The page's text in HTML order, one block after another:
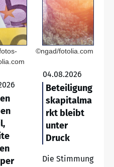
©ngad/fotolia.com
04.08.2026
Beteiligung
skapitalma
rkt bleibt
unter
Druck
Die Stimmung